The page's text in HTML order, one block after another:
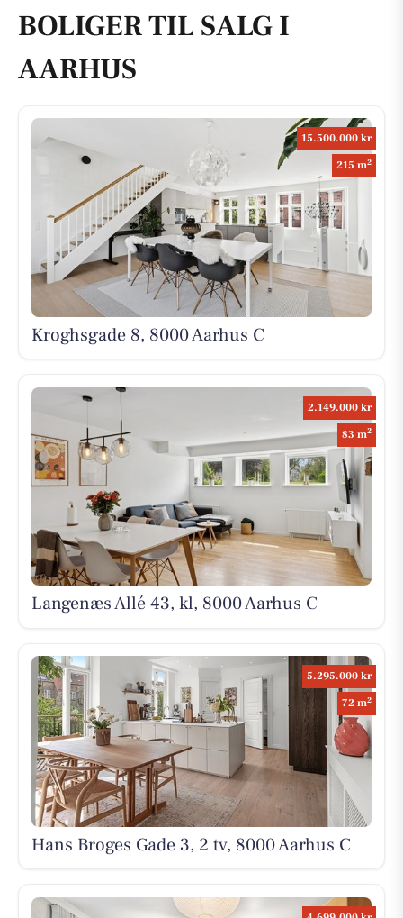
BOLIGER TIL SALG I
AARHUS
15.500.000 kr
215 m2
Kroghsgade 8, 8000 Aarhus C
2.149.000 kr
83 m2
Langenæs Allé 43, kl, 8000 Aarhus C
5.295.000 kr
72 m2
Hans Broges Gade 3, 2 tv, 8000 Aarhus C